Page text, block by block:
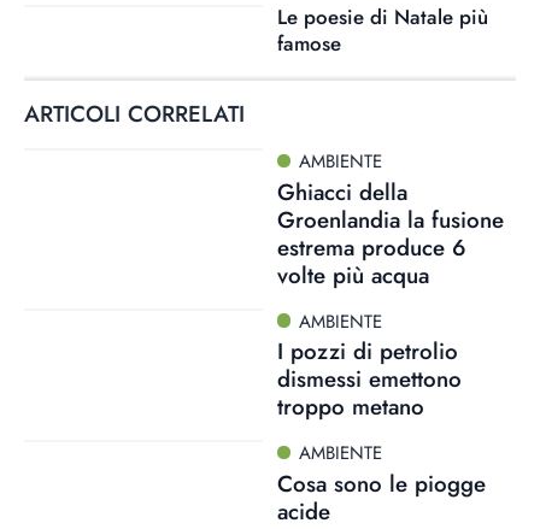
Le poesie di Natale più
famose
ARTICOLI CORRELATI
AMBIENTE
Ghiacci della
Groenlandia la fusione
estrema produce 6
volte più acqua
AMBIENTE
I pozzi di petrolio
dismessi emettono
troppo metano
AMBIENTE
Cosa sono le piogge
acide